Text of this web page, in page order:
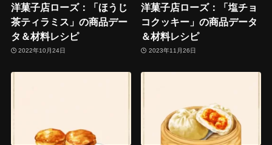
洋菓子店ローズ：「ほうじ
茶ティラミス」の商品デー
タ＆材料レシピ
2022年10月24日
洋菓子店ローズ：「塩チョ
コクッキー」の商品データ
＆材料レシピ
2023年11月26日